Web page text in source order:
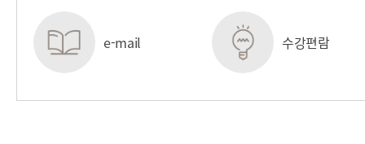
e-mail 수강편람